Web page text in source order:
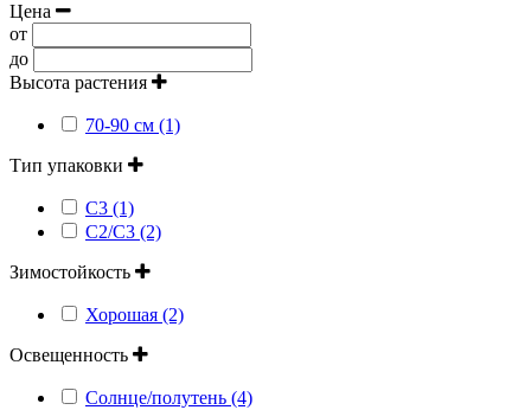
Цена
от
до
Высота растения
70-90 см (1)
Тип упаковки
С3 (1)
С2/С3 (2)
Зимостойкость
Хорошая (2)
Освещенность
Солнце/полутень (4)